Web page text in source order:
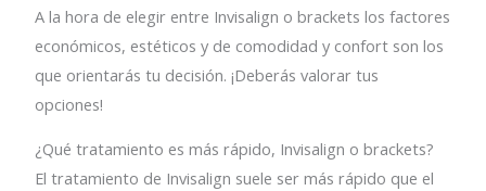
A la hora de elegir entre Invisalign o brackets los factores
económicos, estéticos y de comodidad y confort son los
que orientarás tu decisión. ¡Deberás valorar tus
opciones!
¿Qué tratamiento es más rápido, Invisalign o brackets?
El tratamiento de Invisalign suele ser más rápido que el